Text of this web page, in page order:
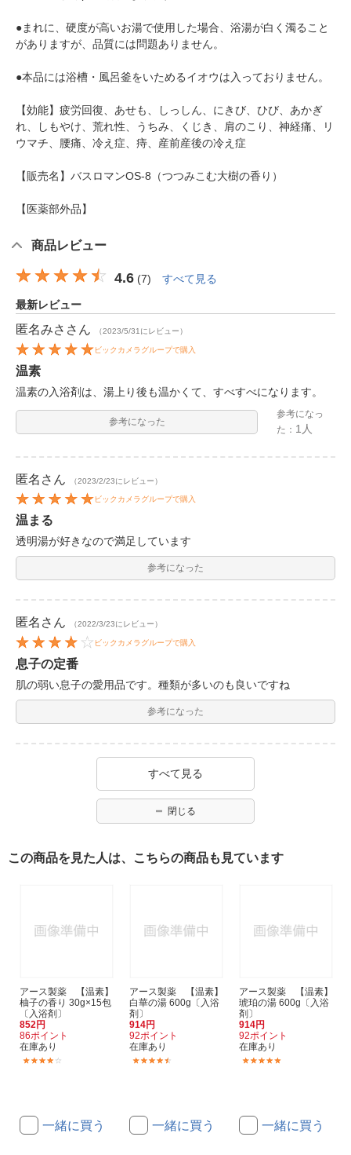
●まれに、硬度が高いお湯で使用した場合、浴湯が白く濁ること
がありますが、品質には問題ありません。
●本品には浴槽・風呂釜をいためるイオウは入っておりません。
【効能】疲労回復、あせも、しっしん、にきび、ひび、あかぎ
れ、しもやけ、荒れ性、うちみ、くじき、肩のこり、神経痛、リ
ウマチ、腰痛、冷え症、痔、産前産後の冷え症
【販売名】バスロマンOS-8（つつみこむ大樹の香り）
【医薬部外品】
商品レビュー
4.6 (7) すべて見る
最新レビュー
匿名みさ さん （2023/5/31にレビュー）
ビックカメラグループで購入
温素
温素の入浴剤は、湯上り後も温かくて、すべすべになります。
参考になった
参考になっ
た： 1人
匿名 さん （2023/2/23にレビュー）
ビックカメラグループで購入
温まる
透明湯が好きなので満足しています
参考になった
匿名 さん （2022/3/23にレビュー）
ビックカメラグループで購入
息子の定番
肌の弱い息子の愛用品です。種類が多いのも良いですね
参考になった
すべて見る
閉じる
この商品を見た人は、こちらの商品も見ています
アース製薬 【温素】
柚子の香り 30g×15包
〔入浴剤〕
852円
86ポイント
在庫あり
一緒に買う
アース製薬 【温素】
白華の湯 600g〔入浴
剤〕
914円
92ポイント
在庫あり
一緒に買う
アース製薬 【温素】
琥珀の湯 600g〔入浴
剤〕
914円
92ポイント
在庫あり
一緒に買う